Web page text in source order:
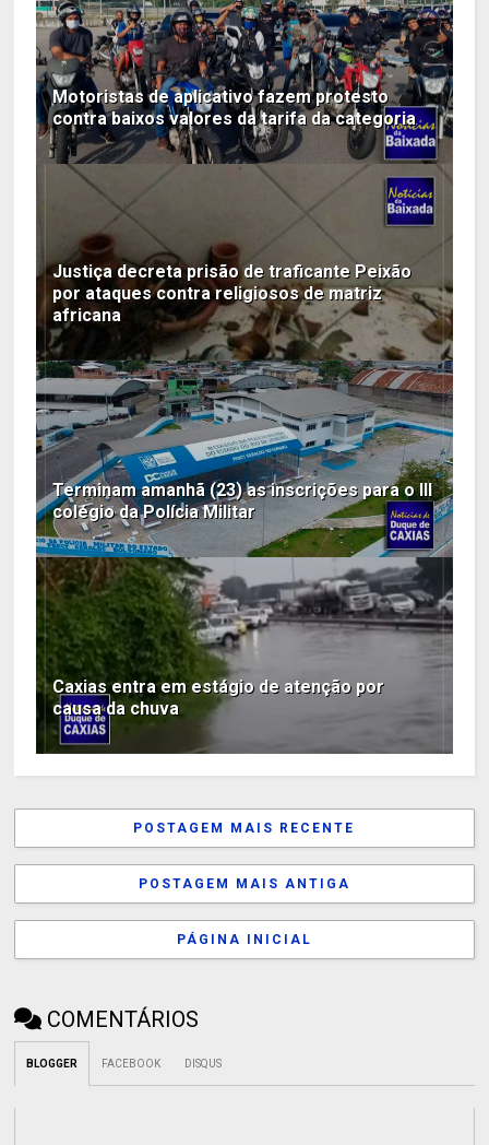
Motoristas de aplicativo fazem protesto
contra baixos valores da tarifa da categoria
Justiça decreta prisão de traficante Peixão
por ataques contra religiosos de matriz
africana
Terminam amanhã (23) as inscrições para o III
colégio da Polícia Militar
Caxias entra em estágio de atenção por
causa da chuva
POSTAGEM MAIS RECENTE
POSTAGEM MAIS ANTIGA
PÁGINA INICIAL
COMENTÁRIOS
BLOGGER FACEBOOK DISQUS